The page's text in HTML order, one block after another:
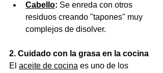
Cabello: Se enreda con otros
residuos creando "tapones" muy
complejos de disolver.
2. Cuidado con la grasa en la cocina
El aceite de cocina es uno de los